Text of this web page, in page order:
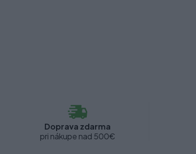
Doprava zdarma
pri nákupe nad 500€